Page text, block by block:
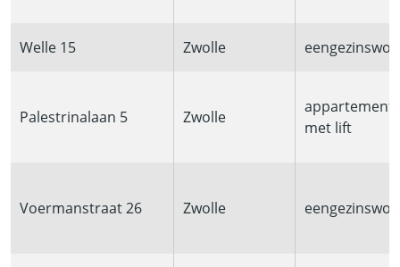
Welle 15 Zwolle
Palestrinalaan 5 Zwolle
appartement
met lift
Voermanstraat 26 Zwolle